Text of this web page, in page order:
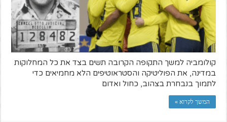
קולומביה למשך התקופה הקרובה תשים בצד את כל המחלוקות
במדינה, את הפוליטיקה והסטראוטיפים הלא מחמיאים כדי
לתמוך בנבחרת בצהוב, כחול ואדום
המשך לקרוא »